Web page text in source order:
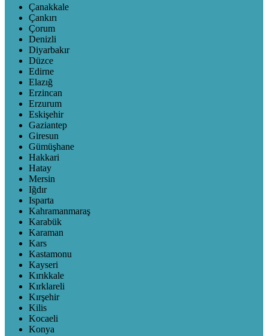
Çanakkale
Çankırı
Çorum
Denizli
Diyarbakır
Düzce
Edirne
Elazığ
Erzincan
Erzurum
Eskişehir
Gaziantep
Giresun
Gümüşhane
Hakkari
Hatay
Mersin
Iğdır
Isparta
Kahramanmaraş
Karabük
Karaman
Kars
Kastamonu
Kayseri
Kırıkkale
Kırklareli
Kırşehir
Kilis
Kocaeli
Konya